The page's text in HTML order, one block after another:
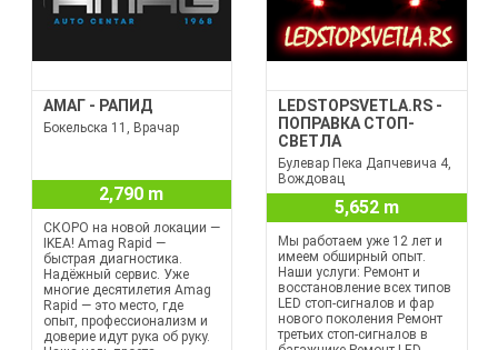
АМАГ - РАПИД
Бокельска 11, Врачар
2,790 m
СКОРО на новой локации —
IKEA! Amag Rapid —
быстрая диагностика.
Надёжный сервис. Уже
многие десятилетия Amag
Rapid — это место, где
опыт, профессионализм и
доверие идут рука об руку.
LEDSTOPSVETLA.RS -
ПОПРАВКА СТОП-
СВЕТЛА
Булевар Пека Дапчевича 4,
Вождовац
5,652 m
Мы работаем уже 12 лет и
имеем обширный опыт.
Наши услуги: Ремонт и
восстановление всех типов
LED стоп-сигналов и фар
нового поколения Ремонт
третьих стоп-сигналов в